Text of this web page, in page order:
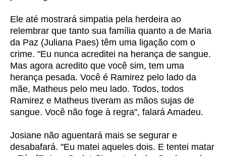
Ele até mostrará simpatia pela herdeira ao
relembrar que tanto sua família quanto a de Maria
da Paz (Juliana Paes) têm uma ligação com o
crime. "Eu nunca acreditei na herança de sangue.
Mas agora acredito que você sim, tem uma
herança pesada. Você é Ramirez pelo lado da
mãe, Matheus pelo meu lado. Todos, todos
Ramirez e Matheus tiveram as mãos sujas de
sangue. Você não foge à regra", falará Amadeu.
Josiane não aguentará mais se segurar e
desabafará. "Eu matei aqueles dois. E tentei matar